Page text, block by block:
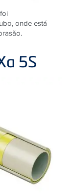
onde está
5S